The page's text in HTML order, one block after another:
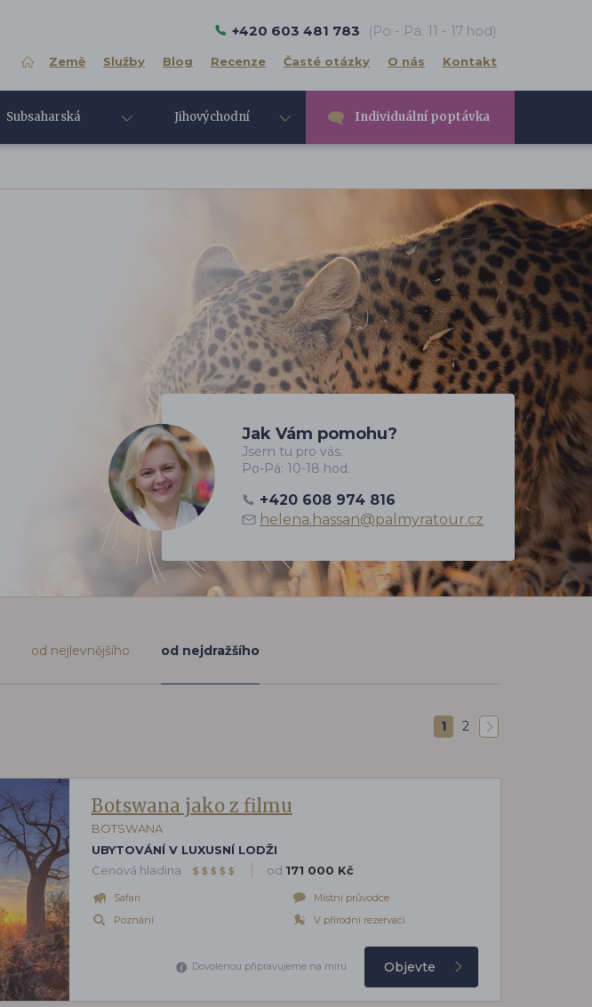
+420 603 481 783 (Po - Pá: 11 - 17 hod)
Země Služby Blog Recenze Časté otázky O nás Kontakt
Subsaharská Jihovýchodní Individuální poptávka
Jak Vám pomohu?
Jsem tu pro vás.
Po-Pá: 10-18 hod.
+420 608 974 816
helena.hassan@palmyratour.cz
od nejlevnějšího od nejdražšího
1 2
Botswana jako z filmu
BOTSWANA
UBYTOVÁNÍ V LUXUSNÍ LODŽI
Cenová hladina
$ $ $ $ $ od 171 000 Kč
Safari
Poznání
Místní průvodce
V přírodní rezervaci
Dovolenou připravujeme na míru Objevte